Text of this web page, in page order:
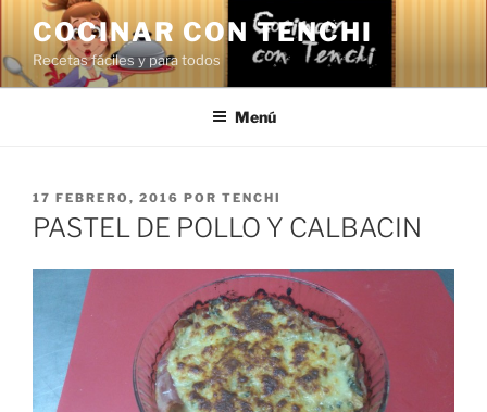
Saltar
contenido
COCINAR CON TENCHI
Recetas fáciles y para todos
Menú
PUBLICADO
EL
17 FEBRERO, 2016 POR TENCHI
PASTEL DE POLLO Y CALBACIN